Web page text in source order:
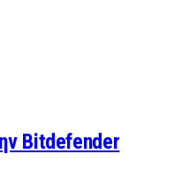
Bitdefender